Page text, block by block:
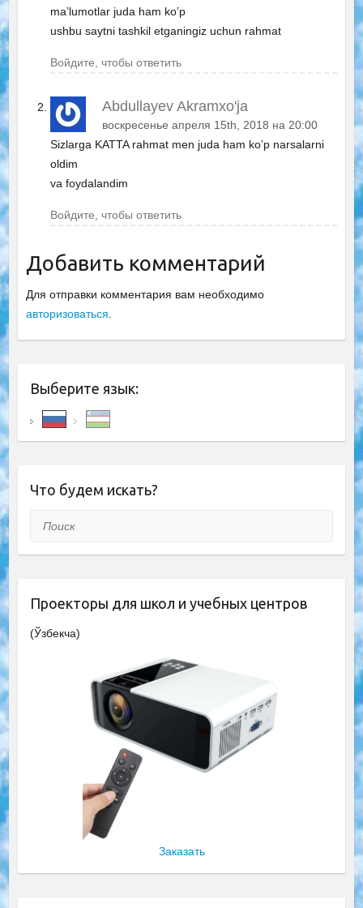
ma’lumotlar juda ham ko’p
ushbu saytni tashkil etganingiz uchun rahmat
Войдите, чтобы ответить
Abdullayev Akramxo'ja
воскресенье апреля 15th, 2018 на 20:00
Sizlarga KATTA rahmat men juda ham ko’p narsalarni
oldim
va foydalandim
Войдите, чтобы ответить
Добавить комментарий
Для отправки комментария вам необходимо
авторизоваться
Выберите язык:
Что будем искать?
Поиск
Проекторы для школ и учебных центров
(Ўзбекча)
Заказать